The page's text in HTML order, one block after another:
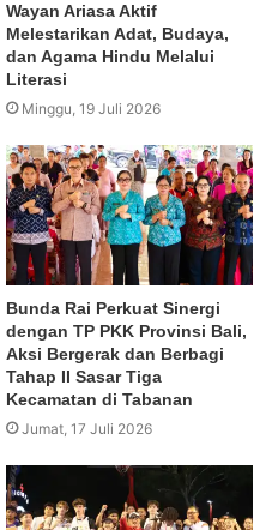
Wayan Ariasa Aktif
Melestarikan Adat, Budaya,
dan Agama Hindu Melalui
Literasi
Minggu, 19 Juli 2026
Bunda Rai Perkuat Sinergi
dengan TP PKK Provinsi Bali,
Aksi Bergerak dan Berbagi
Tahap II Sasar Tiga
Kecamatan di Tabanan
Jumat, 17 Juli 2026